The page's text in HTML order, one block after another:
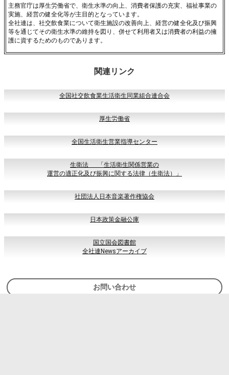
主務官庁は厚生労働省で、衛生水準の向上、消費者保護の充実、福祉事業の
実施、経営の健全化等が主目的となっています。
全社連は、社交飲食業について衛生施設の改善向上、経営の健全化及び振興
等を通じてその衛生水準の維持を図り、併せて利用者又は消費者の利益の擁
護に資するためのものであります。
関連リンク
全国社交飲食業生活衛生同業組合連合会
厚生労働省
全国生活衛生営業指導センター
生衛法 「生活衛生関係営業の
運営の適正化及び振興に関する法律（生衛法）」
社団法人日本音楽著作権協会
日本政策金融公庫
国立国会図書館
全社連Newsアーカイブ
お問い合わせ